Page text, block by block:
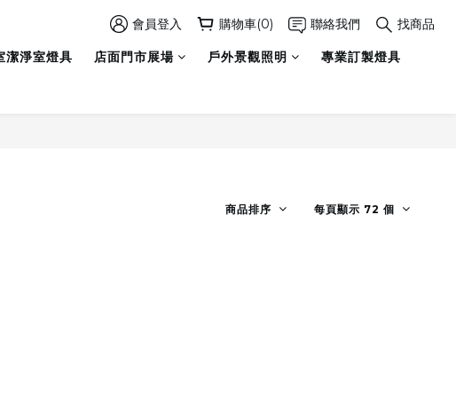
會員登入 購物車(0) 聯絡我們 找商品
潔淨室燈具 店面門市展場 戶外景觀照明 專業訂製燈具
商品排序 每頁顯示 72 個